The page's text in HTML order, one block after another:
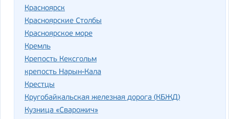
Красноярск
Красноярские Столбы
Красноярское море
Кремль
Крепость Кексгольм
крепость Нарын-Кала
Крестцы
Кругобайкальская железная дорога (КБЖД)
Кузница «Сварожич»